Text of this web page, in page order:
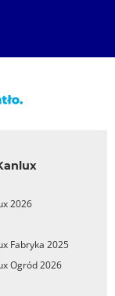
2026
Fabryka 2025
Ogród 2026